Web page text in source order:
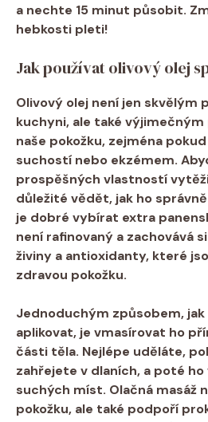
a ‍nechte ​15 minut působit.
⁣hebkosti pleti!
Jak⁢ používat⁤ olivový ​olej
Olivový olej⁢ není jen​ skvělým
kuchyni, ale‌ také⁢
naše​ pokožku, zejména
suchostí ‍nebo ekzémem.
prospěšných‌ vlastností
důležité vědět, jak ho
je dobré vybírat extra
není rafinovaný‍ a​ zachovává
živiny a antioxidanty, které⁢
zdravou pokožku.
Jednoduchým způsobem, ⁤jak
aplikovat, je vmasírovat ho
části ⁣těla. ‍Nejlépe‍ uděláte,
⁢zahřejete v dlaních,‌ a poté
suchých míst. Olačná masáž
pokožku, ale také podpoří